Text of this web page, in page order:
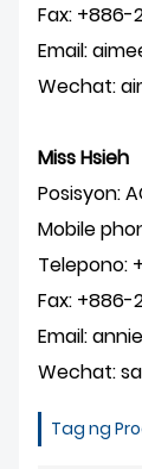
Fax:
Email:
Wechat:
Miss Hsieh
Posisyon:
Mobile
Telepono:
Fax:
Email:
Wechat:
Tag ng